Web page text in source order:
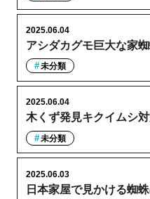
アシダカグモ巨大な家
2025.06.04
未分類
木くず発見キクイムシ
2025.06.04
未分類
日本家屋で見かける蜘
2025.06.03